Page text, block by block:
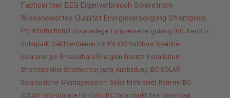
Fachpartner EEG Eigenverbrauch Solarstrom
Wissenswertes Qualität Energieversorgung Strompreis
PV International Solaranlage Einspeisevergütung IBC AeroFix
Solarpark Geld verdienen mit PV IBC SolStore Speicher
solarenergie Erneuerbare Energien Gesetz Installation
Stromspeicher Stromversorgung Ausbildung IBC SOLAR
Solarspeicher Montagesystem Solar Möhrstedt Karriere IBC
SOLAR EEG-Umlage Portfolio IBC Solarmarkt Energiekonzept